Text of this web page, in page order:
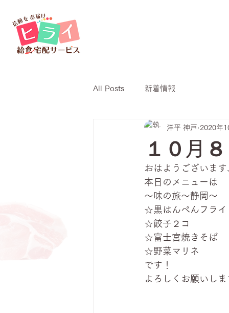
All Posts 新着情報
１０月
洋平 神戸 2020年
おはようございま
本日のメニューは
～味の旅～静岡～
☆黒はんぺんフライ
☆餃子２コ
☆富士宮焼きそば
☆野菜マリネ
です！
よろしくお願いし